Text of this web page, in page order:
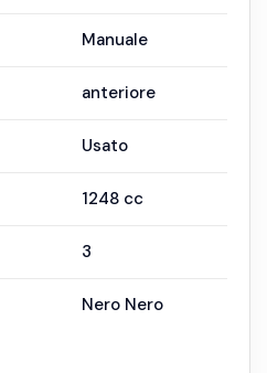
Manuale
anteriore
Usato
1248 cc
3
Nero Nero